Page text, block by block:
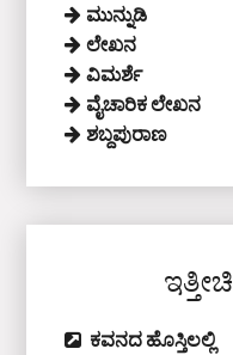
ಮುನ್ನುಡಿ
ಲೇಖನ
ವಿಮರ್ಶೆ
ವೈಚಾರಿಕ ಲೇಖನ
ಶಬ್ದಪುರಾಣ
ಕವನದ ಹೊಸ್ತಿಲಲ್ಲಿ